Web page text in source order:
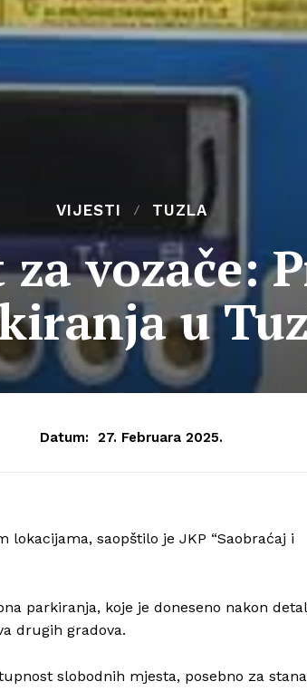
VIJESTI TUZLA
vozače:
u
Datum: 27. Februara 2025.
saopštilo je JKP “Saobraćaj i
parkiranja, koje je doneseno nakon
drugih gradova.
slobodnih mjesta, posebno za